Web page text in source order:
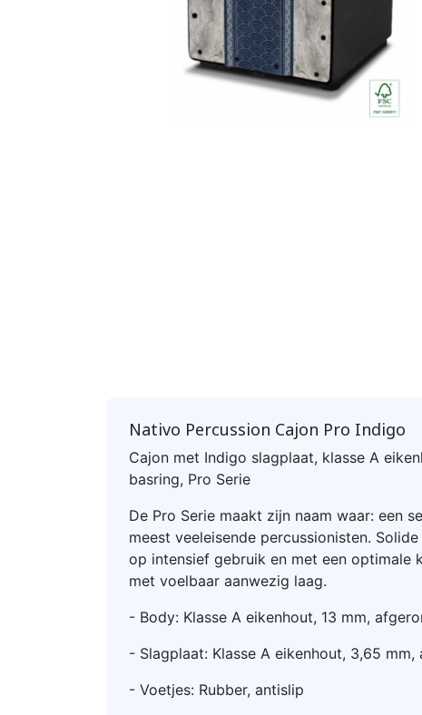
Nativo Percussion Cajon Pro Indigo
Cajon met Indigo slagplaat, klasse A
basring, Pro Serie
De Pro Serie maakt zijn naam waar: een
meest veeleisende percussionisten.
op intensief gebruik en met een optimale
met voelbaar aanwezig laag.
- Body: Klasse A eikenhout, 13 mm,
- Slagplaat: Klasse A eikenhout, 3,65 mm,
- Voetjes: Rubber, antislip